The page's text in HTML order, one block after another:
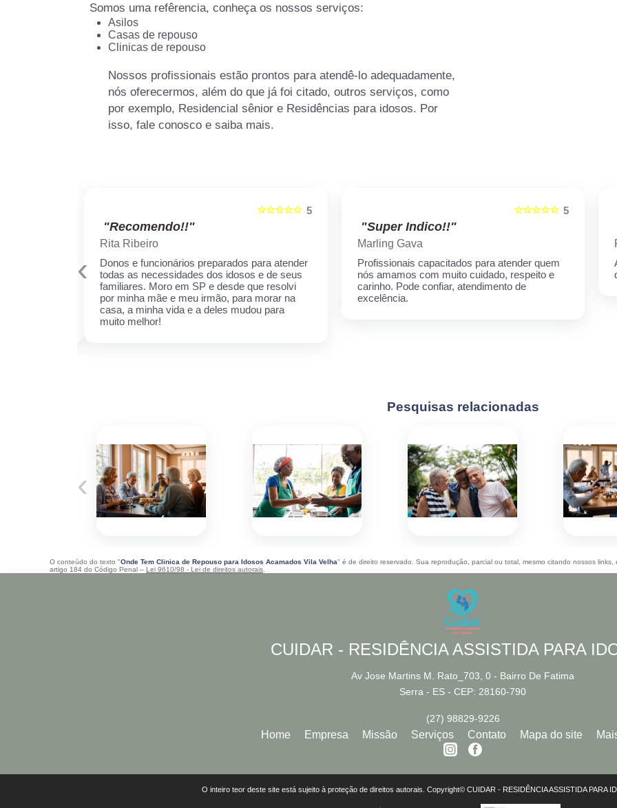
Somos uma refêrencia, conheça os nossos serviços:
Asilos
Casas de repouso
Clinicas de repouso
Nossos profissionais estão prontos para atendê-lo adequadamente,
nós oferecermos, além do que já foi citado, outros serviços, como
por exemplo, Residencial sênior e Residências para idosos. Por
isso, fale conosco e saiba mais.
5
☆☆☆☆☆
"Recomendo!!"
Rita Ribeiro
Donos e funcionários preparados para atender
todas as necessidades dos idosos e de seus
familiares. Moro em SP e desde que resolvi
por minha mãe e meu irmão, para morar na
casa, a minha vida e a deles mudou para
muito melhor!
5
☆☆☆☆☆
"Super Indico!!"
Marling Gava
Profissionais capacitados para atender quem
nós amamos com muito cuidado, respeito e
carinho. Pode confiar, atendimento de
excelência.
‹
Pesquisas relacionadas
‹
O conteúdo do texto "Onde Tem Clinica de Repouso para Idosos Acamados Vila Velha" é de direito reservado. Sua reprodução, parcial ou total, mesmo citando nossos
artigo 184 do Código Penal – Lei 9610/98 - Lei de direitos autorais
CUIDAR - RESIDÊNCIA ASSISTIDA PARA
Av Jose Martins M. Rato_703, 0 - Bairro De Fatima
Serra - ES - CEP: 28160-790
(27) 98829-9226
Home Empresa Missão Serviços Contato Mapa do site
O inteiro teor deste site está sujeito à proteção de direitos autorais. Copyright© CUIDAR - RESIDÊNCIA ASSISTIDA PARA